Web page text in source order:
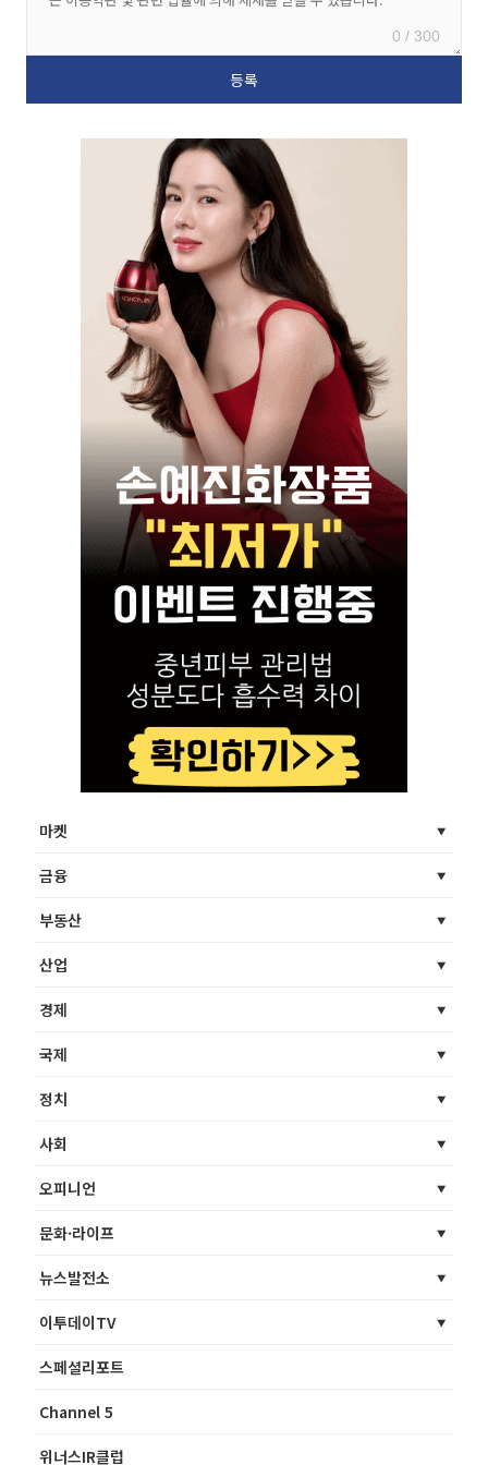
0 / 300
마켓
금융
부동산
산업
경제
국제
정치
사회
오피니언
문화·라이프
뉴스발전소
이투데이TV
스페셜리포트
Channel 5
위너스IR클럽